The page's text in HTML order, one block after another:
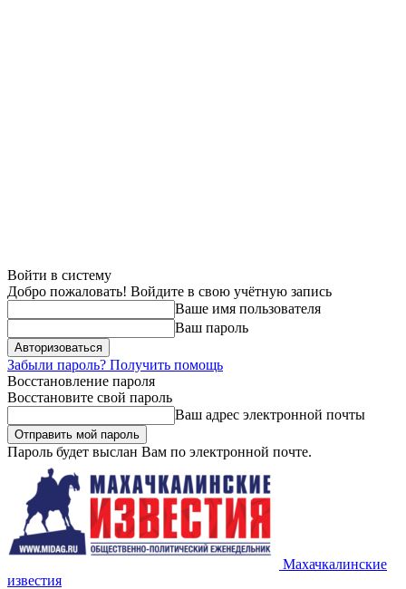
Войти в систему
Добро пожаловать! Войдите в свою учётную запись
Ваше имя пользователя
Ваш пароль
Забыли пароль? Получить помощь
Восстановление пароля
Восстановите свой пароль
Ваш адрес электронной почты
Пароль будет выслан Вам по электронной почте.
Махачкалинские
известия